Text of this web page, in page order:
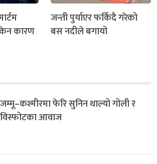
कारण
जन्ती पुर्याएर फर्किदै गरेको
बस नदीले बगायो
जम्मू–कश्मीरमा फेरि सुनिन थाल्यो गोली र
विस्फोटका आवाज